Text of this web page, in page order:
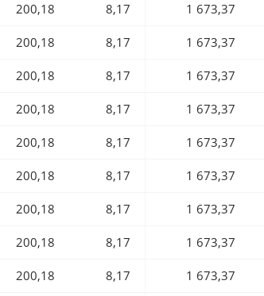
200,18 8,17 1 673,37
200,18 8,17 1 673,37
200,18 8,17 1 673,37
200,18 8,17 1 673,37
200,18 8,17 1 673,37
200,18 8,17 1 673,37
200,18 8,17 1 673,37
200,18 8,17 1 673,37
200,18 8,17 1 673,37